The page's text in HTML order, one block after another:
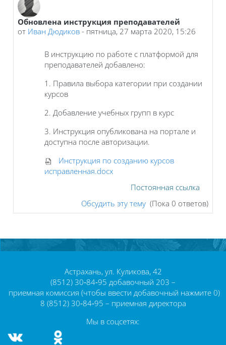
Обновлена инструкция преподавателей
от Иван Дюдиков - пятница, 27 марта 2020, 15:26
В инструкцию по работе с платформой для
преподавателей добавлено:
1. Правила выбора категории при создании
курсов
2. Добавление учебных групп в курс
3. Инструкция опубликована на портале и
доступна после авторизации.
Инструкция по созданию курсов
исправленная.docx
Постоянная ссылка
Обсудить эту тему (Пока 0 ответов)
Астрахань, ул. Куликова, 42
(8512) 30‑84‑95 добавочный 203 –
приемная комиссия (чтобы ввести добавочный нажмите 0)
8 (8512) 30‑84‑95 – приемная директора
Мы в соцсетях: